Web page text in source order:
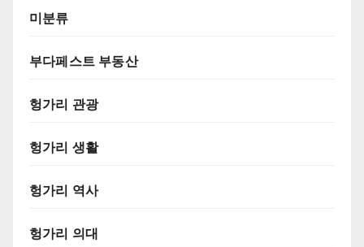
미분류
부다페스트 부동산
헝가리 관광
헝가리 생활
헝가리 역사
헝가리 의대